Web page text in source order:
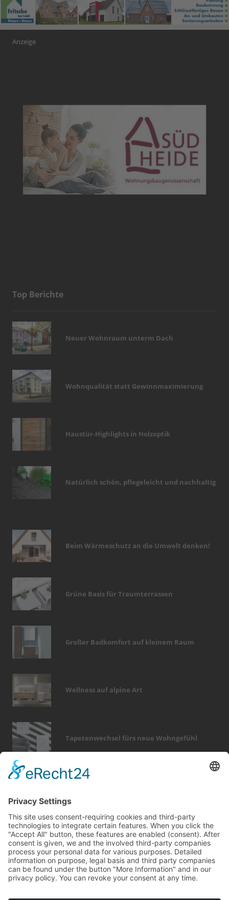
Anzeige
Top Berichte
Neuer Wohnraum unterm Dach
Wohnqualität statt Gewinnmaximierung
Haustür-Highlights in Holzoptik
Natürlich schön, pflegeleicht und nachhaltig
Beim Wärmeschutz an die Umwelt denken!
Grüne Basis für Traumterrassen
Großer Badkomfort auf kleinem Raum
Wellness auf alpine Art
Tapetenwechsel fürs neue Wohngefühl
sanieren dämmung beratung outdoor
fenster
kamin
wellness immobilien
förderung
dekoration
entfeuchtung
smart home
modernisieren
keller elektro
badezimmer